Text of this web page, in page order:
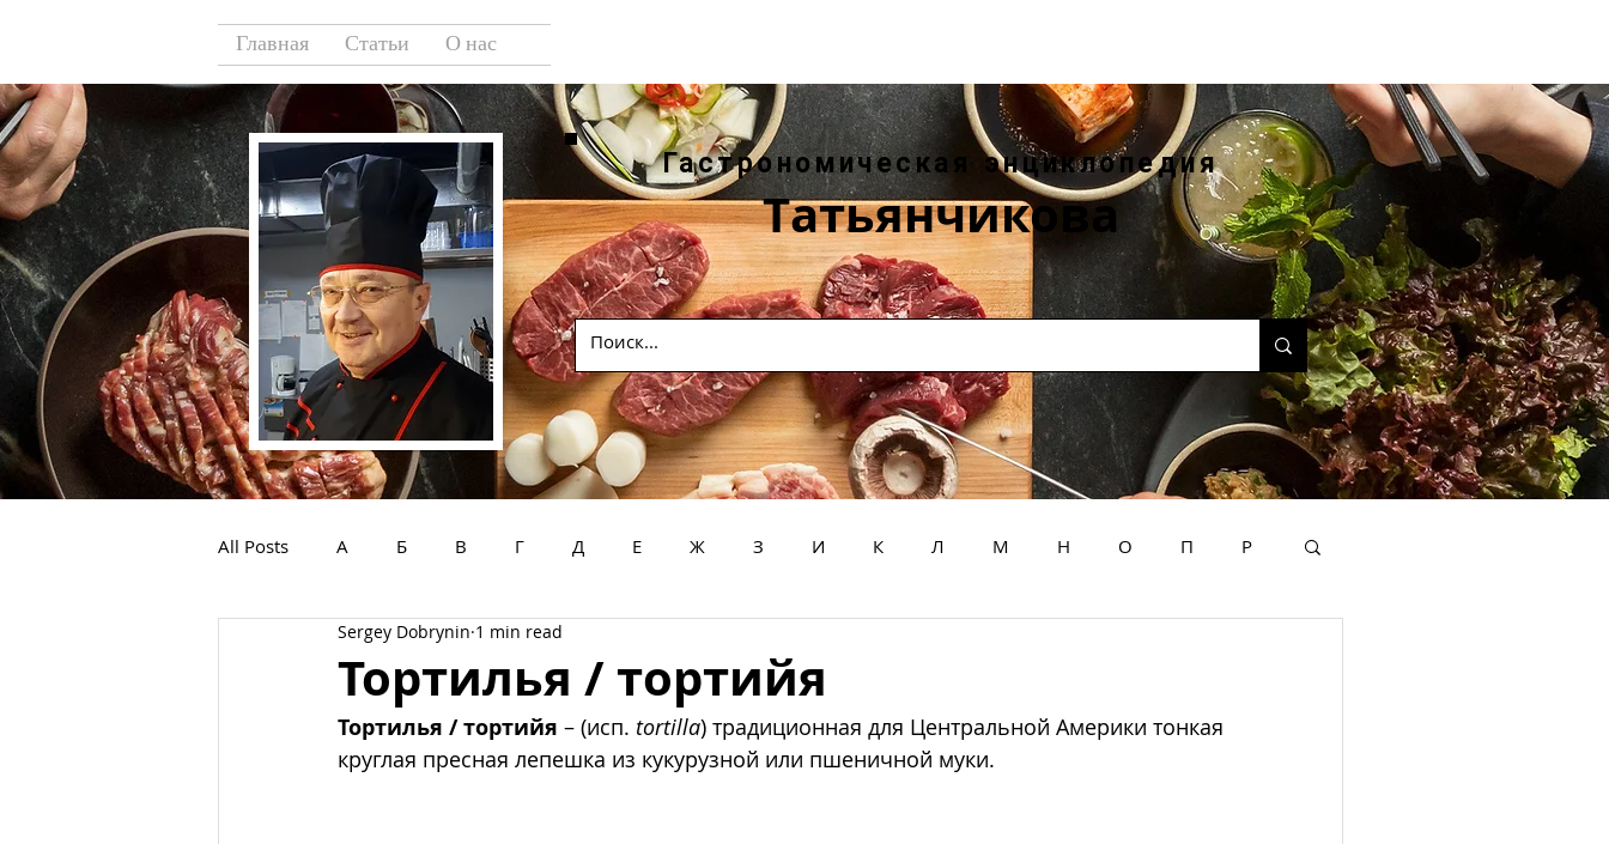
Главная Статьи О нас
Гастрономическая энциклопедия
Татьянчикова
All Posts А Б В Г Д Е Ж З И К Л М Н О П Р
У Ф Х
Тортилья / тортийя
Sergey Dobrynin 1 min read
Тортилья / тортийя – (исп. tortilla) традиционная для Центральной Америки тонкая
круглая пресная лепешка из кукурузной или пшеничной муки.